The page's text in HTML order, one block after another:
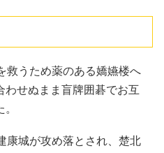
救うため薬のある嬌嬿楼へ
わせぬまま盲牌囲碁でお互
康城が攻め落とされ、楚北